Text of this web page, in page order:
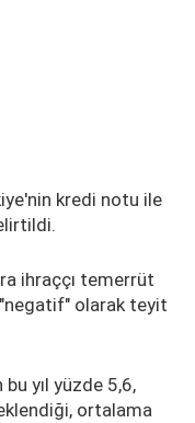
kredi notu ile
ihraççı temerrüt
olarak teyit
yıl yüzde 5,6,
ortalama